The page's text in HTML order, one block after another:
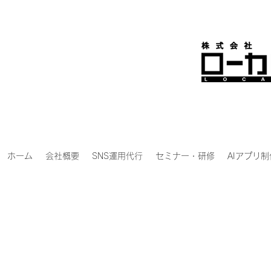
ホーム 会社概要 SNS運用代行 セミナー・研修 AIアプリ制